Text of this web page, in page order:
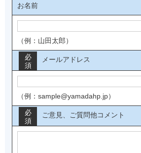
お名前
（例：山田太郎）
メールアドレス
必
須
（例：sample@yamadahp.jp）
ご意見、ご質問他コメント
必
須